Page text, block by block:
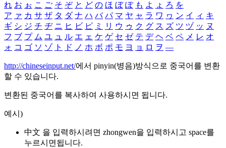
れ お ぉ こ ご そ ぞ と ど の ほ ぼ ぽ も よ ょ ろ を
ア ァ カ サ ザ タ ダ ナ ハ バ パ マ ヤ ャ ラ ワ ヮ ン イ ィ キ
ギ シ ジ チ ヂ ニ ヒ ビ ピ ミ リ ウ ゥ ク グ ス ズ ツ ヅ ッ ヌ
フ ブ プ ム ユ ュ ル エ ェ ケ ゲ セ ゼ テ デ ヘ ベ ペ メ レ オ
ォ コ ゴ ソ ゾ ト ド ノ ホ ボ ポ モ ヨ ョ ロ ヲ ―
http://chineseinput.net/에서 pinyin(병음)방식으로 중국어를 변환
할 수 있습니다.
변환된 중국어를 복사하여 사용하시면 됩니다.
예시)
中文 을 입력하시려면 zhongwen을 입력하시고 space를
누르시면됩니다.